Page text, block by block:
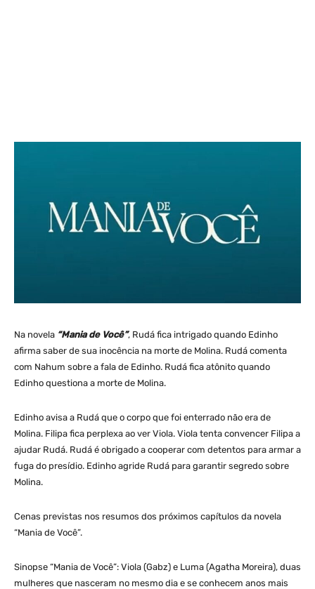
Na novela “Mania de Você”, Rudá fica intrigado quando Edinho
afirma saber de sua inocência na morte de Molina. Rudá comenta
com Nahum sobre a fala de Edinho. Rudá fica atônito quando
Edinho questiona a morte de Molina.
Edinho avisa a Rudá que o corpo que foi enterrado não era de
Molina. Filipa fica perplexa ao ver Viola. Viola tenta convencer Filipa a
ajudar Rudá. Rudá é obrigado a cooperar com detentos para armar a
fuga do presídio. Edinho agride Rudá para garantir segredo sobre
Molina.
Cenas previstas nos resumos dos próximos capítulos da novela
“Mania de Você”.
Sinopse “Mania de Você”: Viola (Gabz) e Luma (Agatha Moreira), duas
mulheres que nasceram no mesmo dia e se conhecem anos mais